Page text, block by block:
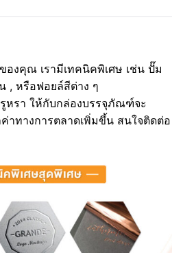
องคุณ เรามีเทคนิคพิเศษ เช่น ปั๊ม
, หรือฟอยล์สีต่าง ๆ
หรา ให้กับกล่องบรรจุภัณฑ์จะ
ทางการตลาดเพิ่มขึ้น สนใจติดต่อ